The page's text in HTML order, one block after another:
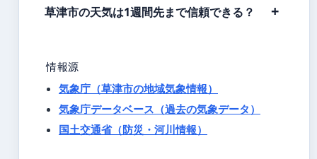
草津市の天気は1週間先まで信頼できる？
情報源
気象庁（草津市の地域気象情報）
気象庁データベース（過去の気象データ）
国土交通省（防災・河川情報）